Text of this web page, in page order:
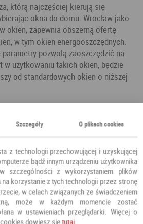
którą najczęściej kierują się
okna do domu. Wrocław jako
okien, zapewnia obszerną ofertę
w tym okien energooszczędnych.
pozwolą zaoszczędzić na
w użytkowaniu takich okien, będzie
od standardowych okien o niższej
ograniczenie strat ciepła.
takich okien zauważysz już podczas
na ogrzewaniu. Jeżeli w
dużych okien, wybierz okna
że ich cena nie jest najniższa, to
przewyższają wszystkie
Szczegóły O plikach cookies
z technologii przechowującej i uzyskującej
bądź innym urządzeniu użytkownika
szczególności z wykorzystaniem plików
korzystanie z tych technologii przez stronę
w celach związanych ze świadczeniem
może w każdym momencie zostać
w ustawieniach przeglądarki. Więcej o
dowiesz siętutaj